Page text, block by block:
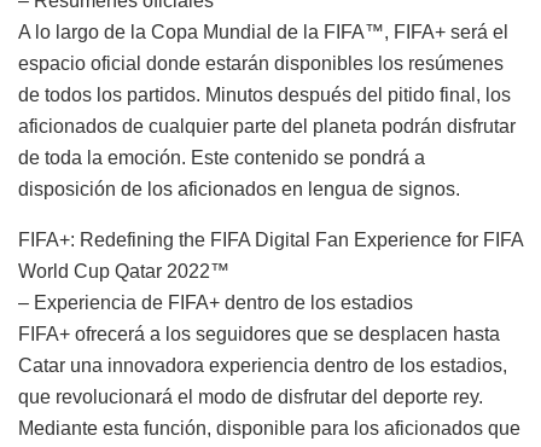
A lo largo de la Copa Mundial de la FIFA™, FIFA+ será el
espacio oficial donde estarán disponibles los resúmenes
de todos los partidos. Minutos después del pitido final, los
aficionados de cualquier parte del planeta podrán disfrutar
de toda la emoción. Este contenido se pondrá a
disposición de los aficionados en lengua de signos.
FIFA+: Redefining the FIFA Digital Fan Experience for FIFA
World Cup Qatar 2022™
– Experiencia de FIFA+ dentro de los estadios
FIFA+ ofrecerá a los seguidores que se desplacen hasta
Catar una innovadora experiencia dentro de los estadios,
que revolucionará el modo de disfrutar del deporte rey.
Mediante esta función, disponible para los aficionados que